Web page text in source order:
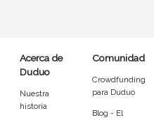
Limpieza
Entrenador
Acerca de
Duduo
Nuestra
historia
Comunidad
Crowdfunding
para Duduo
Blog - El